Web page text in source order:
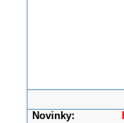
Novinky: